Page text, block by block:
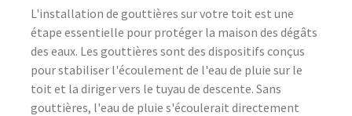
L'installation de gouttières sur votre toit est une
étape essentielle pour protéger la maison des dégâts
des eaux. Les gouttières sont des dispositifs conçus
pour stabiliser l'écoulement de l'eau de pluie sur le
toit et la diriger vers le tuyau de descente. Sans
gouttières, l'eau de pluie s'écoulerait directement